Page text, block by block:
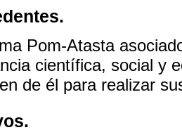
Pom-Atasta
científica, social y
de él para realizar